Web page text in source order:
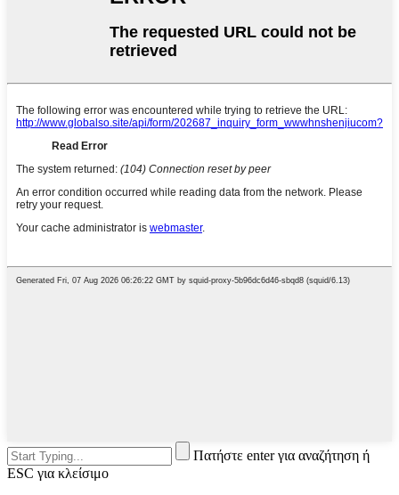
Πατήστε enter για αναζήτηση ή
ESC για κλείσιμο